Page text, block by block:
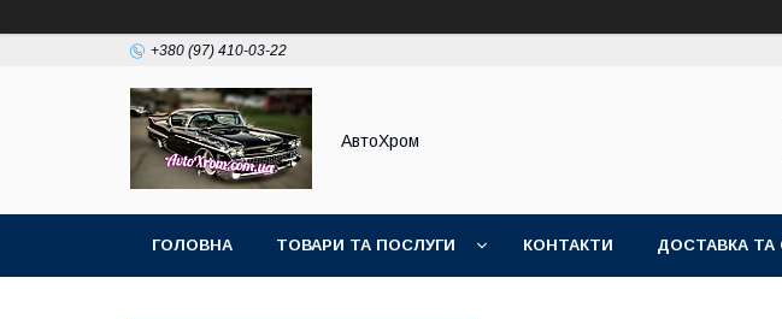
+380 (97) 410-03-22
АвтоХром
ГОЛОВНА ТОВАРИ ТА ПОСЛУГИ КОНТАКТИ ДОСТАВКА ТА